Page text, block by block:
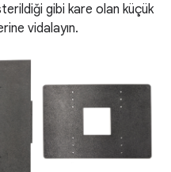
gibi kare olan küçük
vidalayın.